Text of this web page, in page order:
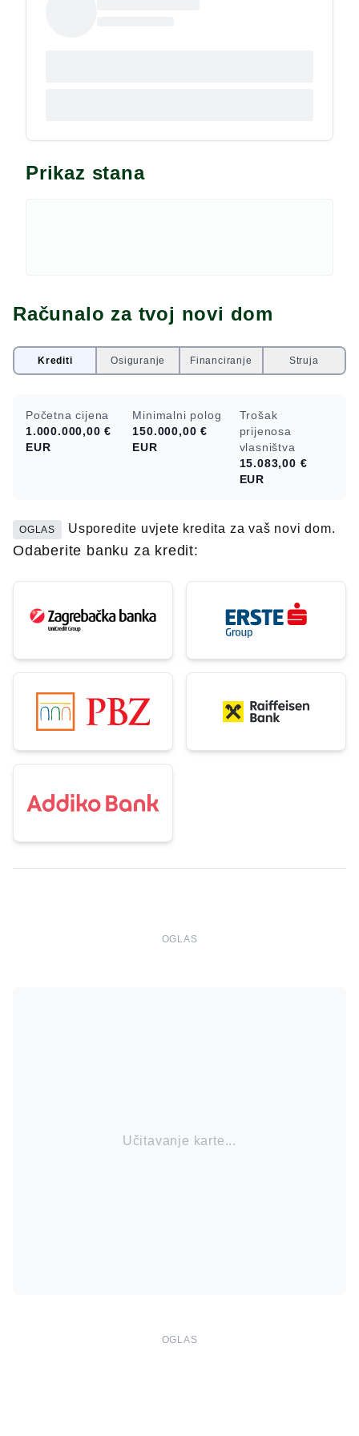
Prikaz stana
Računalo za tvoj novi dom
Krediti Osiguranje Financiranje Struja
Početna cijena
1.000.000,00 €
EUR
Minimalni polog
150.000,00 €
EUR
Trošak
prijenosa
vlasništva
15.083,00 €
EUR
OGLAS Usporedite uvjete kredita za vaš novi dom.
Odaberite banku za kredit:
OGLAS
Učitavanje karte...
OGLAS